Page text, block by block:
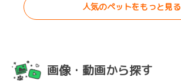
人気のペットをもっと見る
画像・動画から探す